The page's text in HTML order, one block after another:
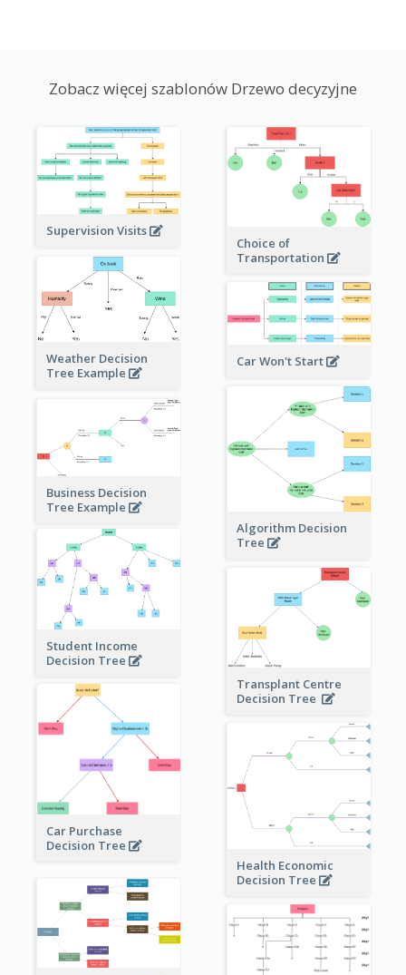
Zobacz więcej szablonów Drzewo decyzyjne
Supervision Visits
Choice of
Transportation
Weather Decision
Tree Example
Car Won't Start
Algorithm Decision
Tree
Business Decision
Tree Example
Student Income
Decision Tree
Transplant Centre
Decision Tree
Car Purchase
Decision Tree
Health Economic
Decision Tree